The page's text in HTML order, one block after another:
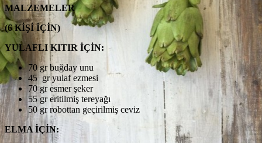
MALZEMELER
(6 KİŞİ İÇİN)
YULAFLI KITIR İÇİN:
70 gr buğday unu
45 gr yulaf ezmesi
70 gr esmer şeker
55 gr eritilmiş tereyağı
50 gr robottan geçirilmiş ceviz
ELMA İÇİN: